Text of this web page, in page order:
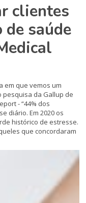
clientes
de saúde
em que vemos um
pesquisa da Gallup de
- “44% dos
diário. Em 2020 os
histórico de estresse.
que concordaram